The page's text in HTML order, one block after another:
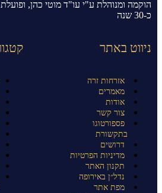
הוקמה ומנוהלת ע"י עו"ד מוטי כהן,
כ-30 שנה
ניווט באתר
אזרחות זרה
מאמרים
אודות
צור קשר
פספורטוגו
בתקשורת
דרושים
מדיניות הפרטיות
תקנון האתר
נדל״ן באירופה
מפת אתר